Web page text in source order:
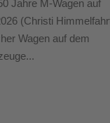
Jahre M-Wagen auf
(Christi
Wagen auf dem